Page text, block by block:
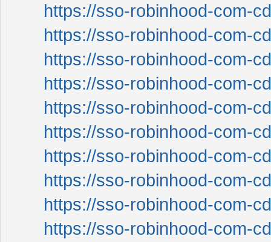
https://sso-robinhood-com-
https://sso-robinhood-com-
https://sso-robinhood-com-
https://sso-robinhood-com-
https://sso-robinhood-com-
https://sso-robinhood-com-
https://sso-robinhood-com-
https://sso-robinhood-com-
https://sso-robinhood-com-
https://sso-robinhood-com-